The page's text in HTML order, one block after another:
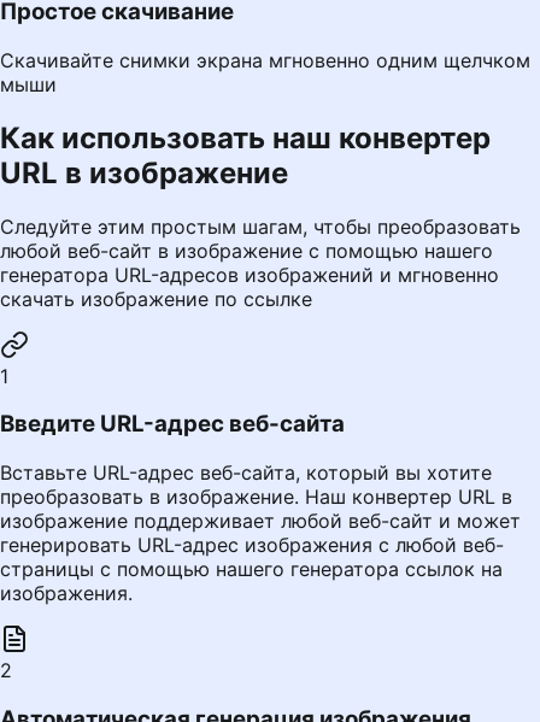
Простое скачивание
Скачивайте снимки экрана мгновенно одним щелчком
мыши
Как использовать наш конвертер
URL в изображение
Следуйте этим простым шагам, чтобы преобразовать
любой веб-сайт в изображение с помощью нашего
генератора URL-адресов изображений и мгновенно
скачать изображение по ссылке
1
Введите URL-адрес веб-сайта
Вставьте URL-адрес веб-сайта, который вы хотите
преобразовать в изображение. Наш конвертер URL в
изображение поддерживает любой веб-сайт и может
генерировать URL-адрес изображения с любой веб-
страницы с помощью нашего генератора ссылок на
изображения.
2